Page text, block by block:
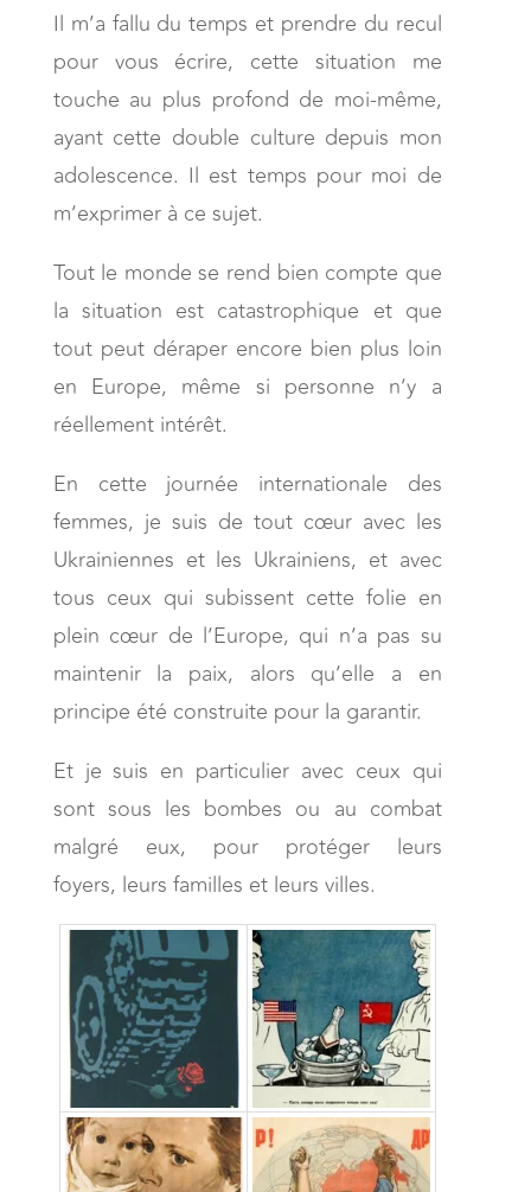
Il m’a fallu du temps et prendre du recul
pour vous écrire, cette situation me
touche au plus profond de moi-même,
ayant cette double culture depuis mon
adolescence. Il est temps pour moi de
m’exprimer à ce sujet.
Tout le monde se rend bien compte que
la situation est catastrophique et que
tout peut déraper encore bien plus loin
en Europe, même si personne n’y a
réellement intérêt.
En cette journée internationale des
femmes, je suis de tout cœur avec les
Ukrainiennes et les Ukrainiens, et avec
tous ceux qui subissent cette folie en
plein cœur de l’Europe, qui n’a pas su
maintenir la paix, alors qu’elle a en
principe été construite pour la garantir.
Et je suis en particulier avec ceux qui
sont sous les bombes ou au combat
malgré eux, pour protéger leurs
foyers, leurs familles et leurs villes.